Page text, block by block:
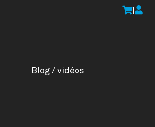
Blog / vidéos
|